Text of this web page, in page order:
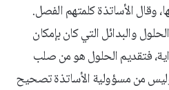
وقال الأساتذة كلمتهم الفصل.
والبدائل التي كان بإمكان
فتقديم الحلول هو من صلب
وليس من مسؤولية الأساتذة تصحيح